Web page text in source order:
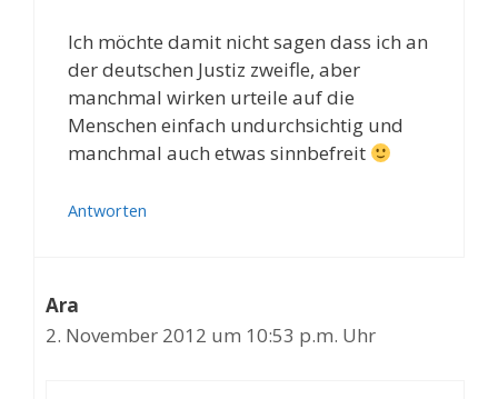
Ich möchte damit nicht sagen dass ich an
der deutschen Justiz zweifle, aber
manchmal wirken urteile auf die
Menschen einfach undurchsichtig und
manchmal auch etwas sinnbefreit
Antworten
Ara
2. November 2012 um 10:53 p.m. Uhr